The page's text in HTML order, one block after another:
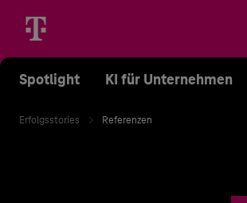
Spotlight KI für Unternehmen
Erfolgsstories Referenzen